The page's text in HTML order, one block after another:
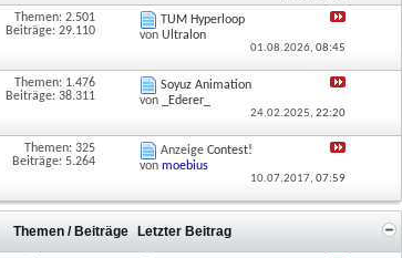
Themen: 2.501
Beiträge: 29.110
TUM Hyperloop
von Ultralon
01.08.2026, 08:45
Themen: 1.476
Beiträge: 38.311
Soyuz Animation
von
_Ederer_
24.02.2025, 22:20
Themen: 325
Beiträge: 5.264
Anzeige Contest!
von moebius
10.07.2017, 07:59
Themen / Beiträge Letzter Beitrag